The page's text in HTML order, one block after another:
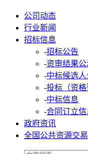
公司动态
行业新闻
招标信息
-招标公告
-资审结果公
-中标候选人
-投标（资
-中标信息
-合同订立
政府资讯
全国公共资源交